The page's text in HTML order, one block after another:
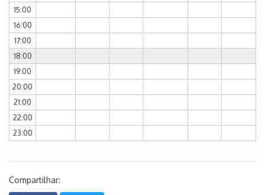
15:00
16:00
17:00
18:00
19:00
20:00
21:00
22:00
23:00
Compartilhar: